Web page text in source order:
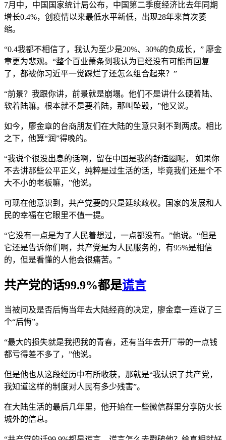
7月中，中国国家统计局公布，中国第二季度经济比去年同期
增长0.4%，创疫情以来最低水平新低，出现28年来首次萎
缩。
“0.4我都不相信了，我认为至少是20%、30%的负成长，” 廖金
章更为悲观。“整个百业萧条到我认为已经没有可能再回复
了，都被你习近平一觉踩烂了还怎么组合起来？”
“前景？我跟你讲，前景就是崩塌。他们不是讲什么硬着陆、
软着陆嘛。根本就不是要着陆，那叫坠毁，”他又说。
如今，廖金章的台商朋友们在大陆的生意只剩不到两成。相比
之下，他算“润”得晚的。
“我说个很没出息的话啊，留在中国是我的舒适圈呢， 如果你
不去讲那些公平正义，纯粹是过生活的话，毕竟我们还是个不
大不小的老板嘛，”他说。
可现在他意识到，共产党要的只是延续政权。国家的发展和人
民的幸福在它眼里不值一提。
“它没有一点是为了人民着想过，一点都没有。”他说。“但是
它还是告诉你们啊，共产党是为人民服务的，有95%是相信
的，但是看懂的人他会很痛苦。”
共产党的话99.9%都是谎言
当被问及是否后悔当年去大陆经商的决定，廖金章一连说了三
个“后悔”。
“最大的损失就是我把我的青春，还有当年去开厂带的一点钱
都亏得差不多了，”他说。
但是他也从这段经历中有所收获，那就是“我认识了共产党，
我知道这样的制度对人民有多少残害”。
在大陆生活的最后几年里，他开始在一些微信群里分享防火长
城外的信息。